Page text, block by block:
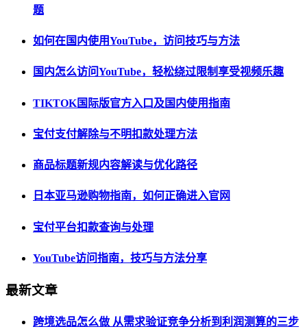
题
如何在国内使用YouTube，访问技巧与方法
国内怎么访问YouTube，轻松绕过限制享受视频乐趣
TIKTOK国际版官方入口及国内使用指南
宝付支付解除与不明扣款处理方法
商品标题新规内容解读与优化路径
日本亚马逊购物指南，如何正确进入官网
宝付平台扣款查询与处理
YouTube访问指南，技巧与方法分享
最新文章
跨境选品怎么做 从需求验证竞争分析到利润测算的三步